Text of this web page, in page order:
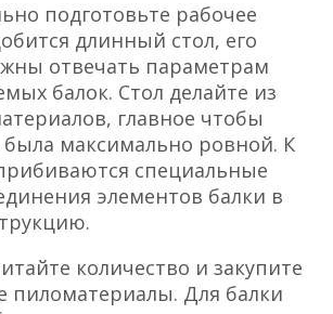
подготовьте рабочее
длинный стол, его
отвечать параметрам
балок. Стол делайте из
главное чтобы
была максимально ровной. К
специальные
элементов балки в
количество и закупите
пиломатериалы. Для балки